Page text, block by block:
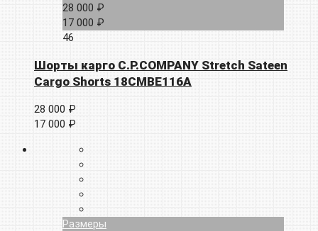
28 000 ₽
17 000 ₽
46
Шорты карго C.P.COMPANY Stretch Sateen
Cargo Shorts 18CMBE116A
28 000 ₽
17 000 ₽
Размеры